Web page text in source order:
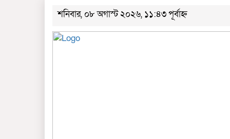
শনিবার, ০৮ অগাস্ট ২০২৬, ১১:৪৩ পূর্বাহ্ন